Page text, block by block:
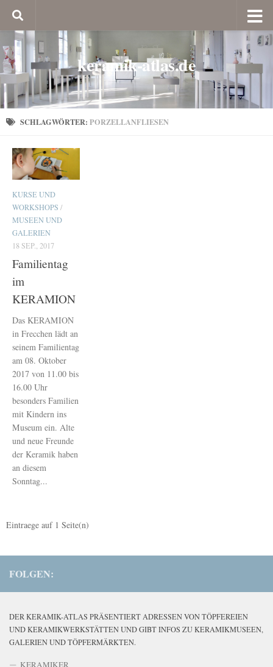
keramik-atlas.de
SCHLAGWÖRTER: PORZELLANFLIESEN
KURSE UND
WORKSHOPS /
MUSEEN UND
GALERIEN
18 SEP., 2017
Familientag
im
KERAMION
Das KERAMION
in Frecchen lädt an
seinem Familientag
am 08. Oktober
2017 von 11.00 bis
16.00 Uhr
besonders Familien
mit Kindern ins
Museum ein. Alte
und neue Freunde
der Keramik haben
an diesem
Sonntag...
Eintraege auf 1 Seite(n)
FOLGEN:
DER KERAMIK-ATLAS PRÄSENTIERT ADRESSEN VON TÖPFEREIEN
UND KERAMIKWERKSTÄTTEN UND GIBT INFOS ZU KERAMIKMUSEEN,
GALERIEN UND TÖPFERMÄRKTEN.
KERAMIKER